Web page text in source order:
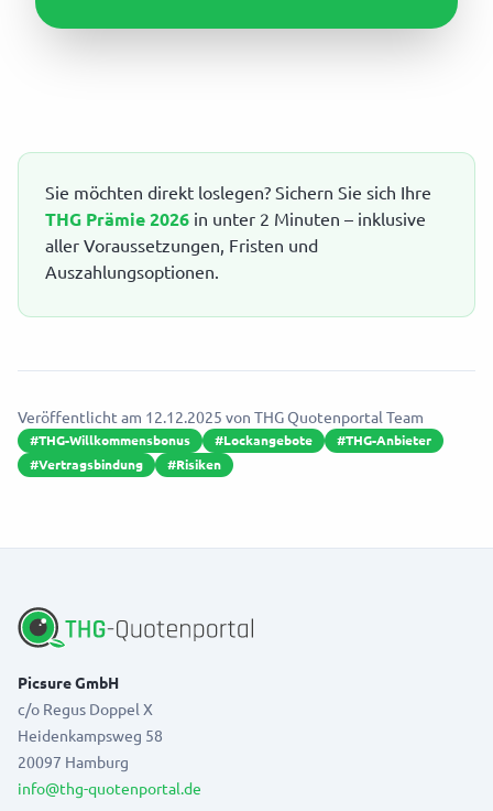
Sie möchten direkt loslegen? Sichern Sie sich Ihre
THG Prämie 2026 in unter 2 Minuten – inklusive
aller Voraussetzungen, Fristen und
Auszahlungsoptionen.
Veröffentlicht am 12.12.2025 von THG Quotenportal Team
#THG-Willkommensbonus #Lockangebote #THG-Anbieter
#Vertragsbindung #Risiken
Picsure GmbH
c/o Regus Doppel X
Heidenkampsweg 58
20097 Hamburg
info@thg-quotenportal.de